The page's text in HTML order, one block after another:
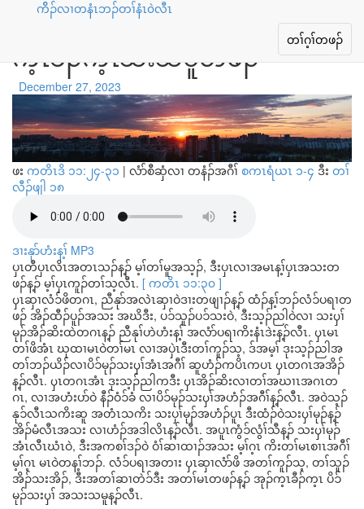
ကိိၣ်လၢတနံၤဘၣ်တၢ်နံၤ၀ဲလီၤ
Toggle
navigation
တၢ်ဂ့ၢ်တဖၣ်
ယွၤအတၢ်ကူၣ်ဘၣ်ကူၣ်သ့ အုၣ်
က့ၤခီၣ်က့ၤသးသမူတဖၣ်
December 27, 2023
ဖး ကတိၤဒိ ၁၁:၂၄-၃၁ | လံာ်စီဆှံလၢ တနံၣ်အဂီၢ် စကၤရံယၤ ၁-၄ ဒီး တၢ်
လီၣ်ဖျါ ၁၈
ဒၢးနုာ်ဟံးန့ၢ် MP3
ပှၤတီပှၤလိၤအတၤသၣ်န့ၣ် မ့ၢ်တၢ်မူအသ့ၣ်, ဒီးပှၤလၢအမၤန့ၢ်ပှၤအသးတ
ဖၣ်န့ၣ် မ့ၢ်ပှၤကူၣ်တၢ်သ့လီၤ. [ ကတိၤ ၁၁:၃၀ ]
ၦၤဆှၢလံၥ်ဖိတဂၤ, ညီနုာ်အလဲၤဆှၢဝဲဒၢးတဖျၢၣ်န့ၣ် ထံၣ်န့ၢ်ဘၣ်လံၥ်ပရၢတ
ဖၣ် အိၣ်ထီၣ်ပူၣ်အသး အဃိဒီး, ပၥ်သူၣ်ပၥ်သးဝဲ, ဒီးသ့ၣ်ညါဝဲလၢ သးၦၢ်
မုၣ်အိၣ်ဆိးထဲတဂၤန့ၣ် ညီနုၢ်ဟဲဟံးန့ၢ် အလံာ်ပရၢကိးနံၤဒဲးန့ၣ်လီၤ. ၦၤမၤ
တၢ်ဖိအံၤ ဃုထၢမၤဝဲတၢ်မၤ လၢအပှဲၤဒီးတၢ်ကူၣ်သ့, ဒ်အမ့ၢ် ဒုးသ့ၣ်ညါအ
တၢ်ဘၣ်ယိၣ်လၢပိၥ်မုၣ်သးၦၢ်အံၤအဂီၢ် ဆူဟံၣ်ကပိၤကပၤ ၦၤတဂၤအအိၣ်
န့ၣ်လီၤ. ၦၤတဂၤအံၤ ဒုးသ့ၣ်ညါကဒီး ၦၤအိၣ်ဆိးလၢတၢ်အဃၢၤအဂၤတ
ဂၤ, လၢအဟံးပာ်ဝဲ နီၣ်ဝံၥ်ခံ လၢပိၥ်မုၣ်သးၦၢ်အဟံၣ်အဂီၢ်န့ၣ်လီၤ. အဝဲသ့ၣ်
နုၥ်လီၤသကိးဆူ အတံၤသကိး သးပှၢ်မုၣ်အဟံၣ်ပူၤ ဒီးထံၣ်ဝဲသးၦၢ်မုၣ်န့ၣ်
အိၣ်မံလီၤအသး လၢဟံၣ်အဒါလိၤန့ၣ်လီၤ. အပူၤကွံၥ်လွံၢ်သီန့ၣ် သးၦၢ်မုၣ်
အံၤလီၤဃံၤဝဲ, ဒီးအကစၢ်ဒၣ်ဝဲ ဝံၢ်ဆၢထၢၣ်အသး မ့ၢ်ဂ့ၤ ကိးတၢ်မၤစၢၤအဂီၢ်
မ့ၢ်ဂ့ၤ မၤဝဲတန့ၢ်ဘၣ်. လံၥ်ပရၢအတၢး ၦၤဆှၢလံာ်ဖိ အတၢ်ကူၣ်သ့, တၢ်သူၣ်
အိၣ်သးအိၣ်, ဒီးအတၢ်ဆၢတဲၥ်ဒီး အတၢ်မၤတဖၣ်န့ၣ် အုၣ်က့ၤခီၣ်က့ၤ ပိၥ်
မုၣ်သးၦၢ် အသးသမူန့ၣ်လီၤ.